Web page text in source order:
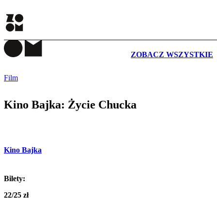
ZOBACZ WSZYSTKIE
Film
Kino Bajka: Życie Chucka
Kino Bajka
Bilety:
22/25 zł